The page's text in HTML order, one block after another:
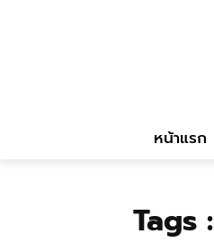
หน้าแรก
Tags :